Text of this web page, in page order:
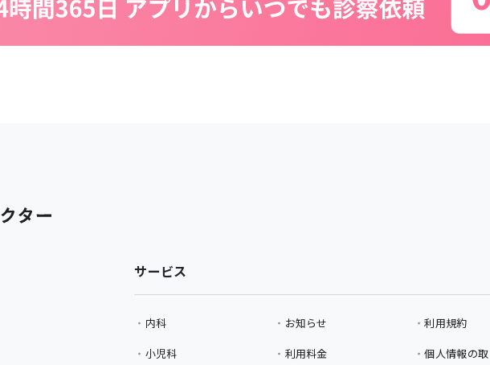
サービス
内科
小児科
お知らせ
利用料金
利用規約
個人情報の